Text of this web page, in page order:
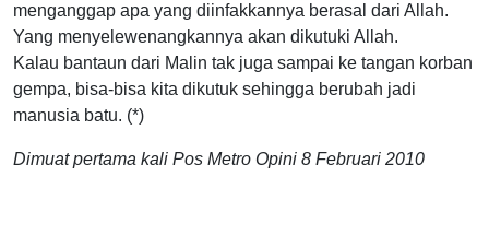
menganggap apa yang diinfakkannya berasal dari Allah.
Yang menyelewenangkannya akan dikutuki Allah.
Kalau bantaun dari Malin tak juga sampai ke tangan korban
gempa, bisa-bisa kita dikutuk sehingga berubah jadi
manusia batu. (*)
Dimuat pertama kali Pos Metro Opini 8 Februari 2010